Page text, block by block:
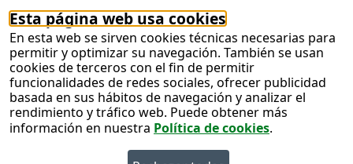
Esta página web usa cookies
En esta web se sirven cookies técnicas necesarias para
permitir y optimizar su navegación. También se usan
cookies de terceros con el fin de permitir
funcionalidades de redes sociales, ofrecer publicidad
basada en sus hábitos de navegación y analizar el
rendimiento y tráfico web. Puede obtener más
información en nuestra Política de cookies.